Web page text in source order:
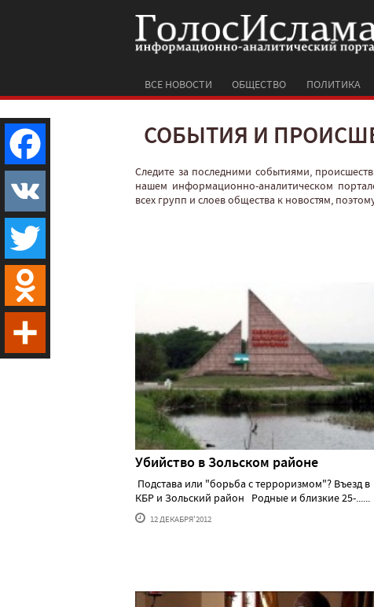
ВСЕ НОВОСТИ ОБЩЕСТВО ПОЛИТИКА
СОБЫТИЯ И
Следите за последними событиями,
нашем информационно-аналитическом
всех групп и слоев общества к новостям,
Убийство в Зольском районе
Подстава или "борьба с терроризмом"? Въезд в
КБР и Зольский район Родные и близкие 25-......
12 ДЕКАБРЯ'2012
Facebook
VK
Twitter
Odnoklassniki